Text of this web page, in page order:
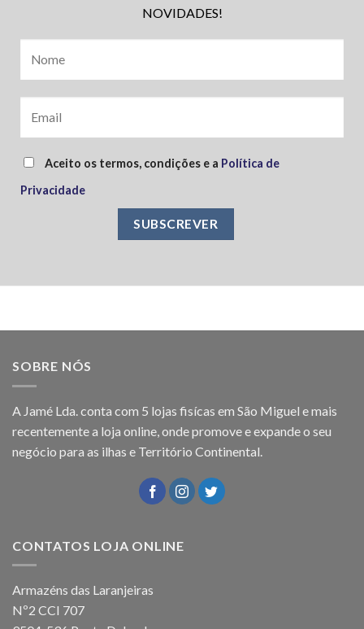
NOVIDADES!
Aceito os termos, condições e a Política de
Privacidade
SOBRE NÓS
A Jamé Lda. conta com 5 lojas fisícas em São Miguel e mais
recentemente a loja online, onde promove e expande o seu
negócio para as ilhas e Território Continental.
CONTATOS LOJA ONLINE
Armazéns das Laranjeiras
Nº2 CCI 707